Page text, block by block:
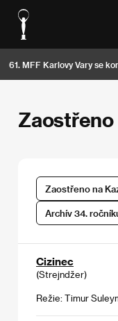
61. MFF Karlovy Vary se
Zaostřeno
Zaostřeno na
Archív 34.
Cizinec
(Strejndžer)
Režie: Timur